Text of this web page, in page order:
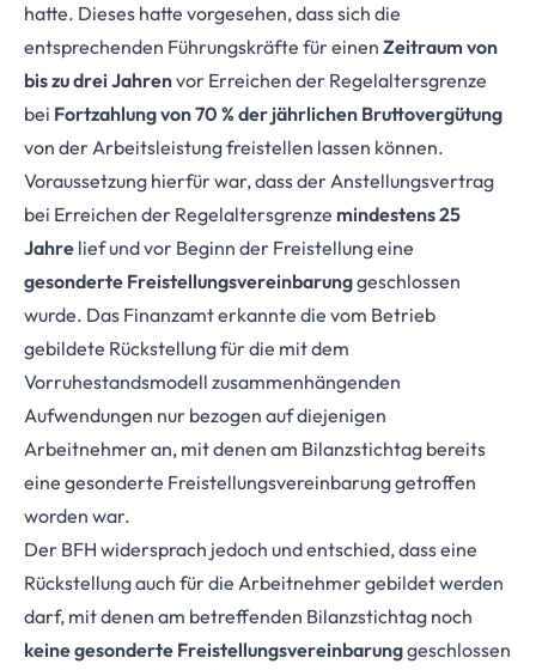
hatte. Dieses hatte vorgesehen, dass sich die
entsprechenden Führungskräfte für einen Zeitraum von
bis zu drei Jahrenvor Erreichen der Regelaltersgrenze
bei Fortzahlung von 70 % der jährlichen Bruttovergütung
von der Arbeitsleistung freistellen lassen können.
Voraussetzung hierfür war, dass der Anstellungsvertrag
bei Erreichen der Regelaltersgrenze mindestens 25
Jahre lief und vor Beginn der Freistellung eine
gesonderte Freistellungsvereinbarunggeschlossen
wurde. Das Finanzamt erkannte die vom Betrieb
gebildete Rückstellung für die mit dem
Vorruhestandsmodell zusammenhängenden
Aufwendungen nur bezogen auf diejenigen
Arbeitnehmer an, mit denen am Bilanzstichtag bereits
eine gesonderte Freistellungsvereinbarung getroffen
worden war.
Der BFH widersprach jedoch und entschied, dass eine
Rückstellung auch für die Arbeitnehmer gebildet werden
darf, mit denen am betreffenden Bilanzstichtag noch
keine gesonderte Freistellungsvereinbarunggeschlossen